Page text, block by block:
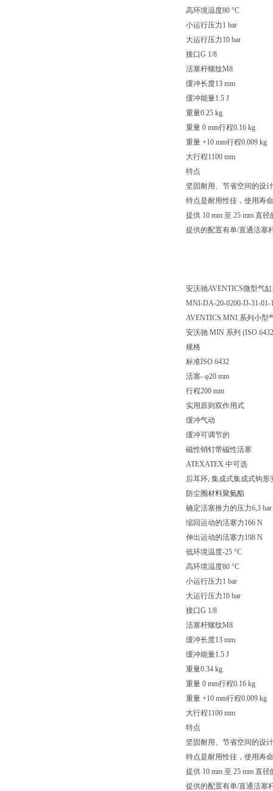
高环境温度80 °C
小运行压力1 bar
大运行压力10 bar
接口G 1/8
活塞杆螺纹M8
缓冲长度13 mm
缓冲能量1.5 J
重量0.25 kg
重量 0 mm行程0.16 kg
重量 +10 mm行程0.009 kg
大行程1100 mm
特点
坚固耐用、节省空间的设计
特点是耐用性佳，使用寿
提供 10 mm 至 25 mm 直径
提供的配置有单/直通活塞
安沃驰AVENTICS微型气
MNI-DA-20-0200-D-31-01-
AVENTICS MNI 系列小型
安沃驰 MIN 系列 (ISO
规格
标准ISO 6432
活塞- φ20 mm
行程200 mm
实用原则双作用式
缓冲气动
缓冲可调节的
磁性销钉带磁性活塞
ATEXATEX 中可选
后耳环, 集成式集成式钩形
防尘圈材料聚氨酯
确定活塞推力的压力6,3 bar
缩回运动的活塞力166 N
伸出运动的活塞力198 N
低环境温度-25 °C
高环境温度80 °C
小运行压力1 bar
大运行压力10 bar
接口G 1/8
活塞杆螺纹M8
缓冲长度13 mm
缓冲能量1.5 J
重量0.34 kg
重量 0 mm行程0.16 kg
重量 +10 mm行程0.009 kg
大行程1100 mm
特点
坚固耐用、节省空间的设计
特点是耐用性佳，使用寿
提供 10 mm 至 25 mm 直径
提供的配置有单/直通活塞